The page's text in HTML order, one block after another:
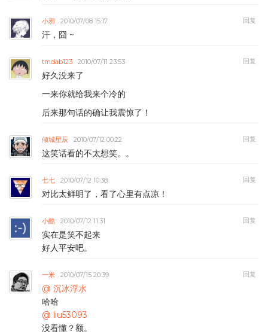
小邪 2010/07/08 15:17 回复
汗，囧 ~
tmdab123 2010/07/11 23:53 回复
好久没来了
一来你就给我来个冷的
后来那句话的确让我震惊了！
倾城星辰 2010/07/12 00:22 回复
这笑话看的不太想笑。。
七七 2010/07/12 10:38 回复
对比太鲜明了，看了心里有点凉！
小酷 2010/07/12 11:31 回复
实在是笑不起来
好人平安吧。
一米 2010/07/15 20:39 回复
@ 沉冰浮水
哈哈
@ liu53093
没看懂？额。